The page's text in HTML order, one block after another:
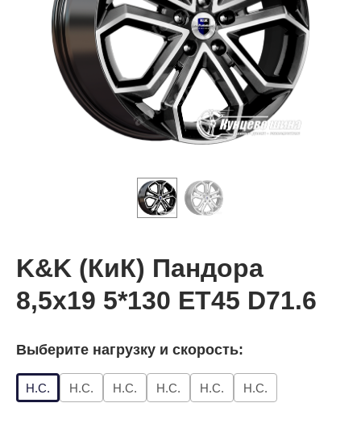
K&K (КиК) Пандора
8,5x19 5*130 ET45 D71.6
Выберите нагрузку и скорость:
Н.С. Н.С. Н.С. Н.С. Н.С. Н.С.